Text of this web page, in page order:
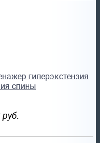
гиперэкстензия
спины
руб.